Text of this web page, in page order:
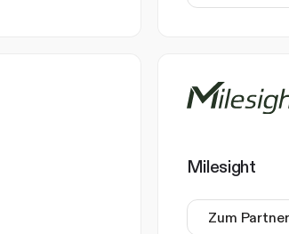
Milesight
Zum Partner